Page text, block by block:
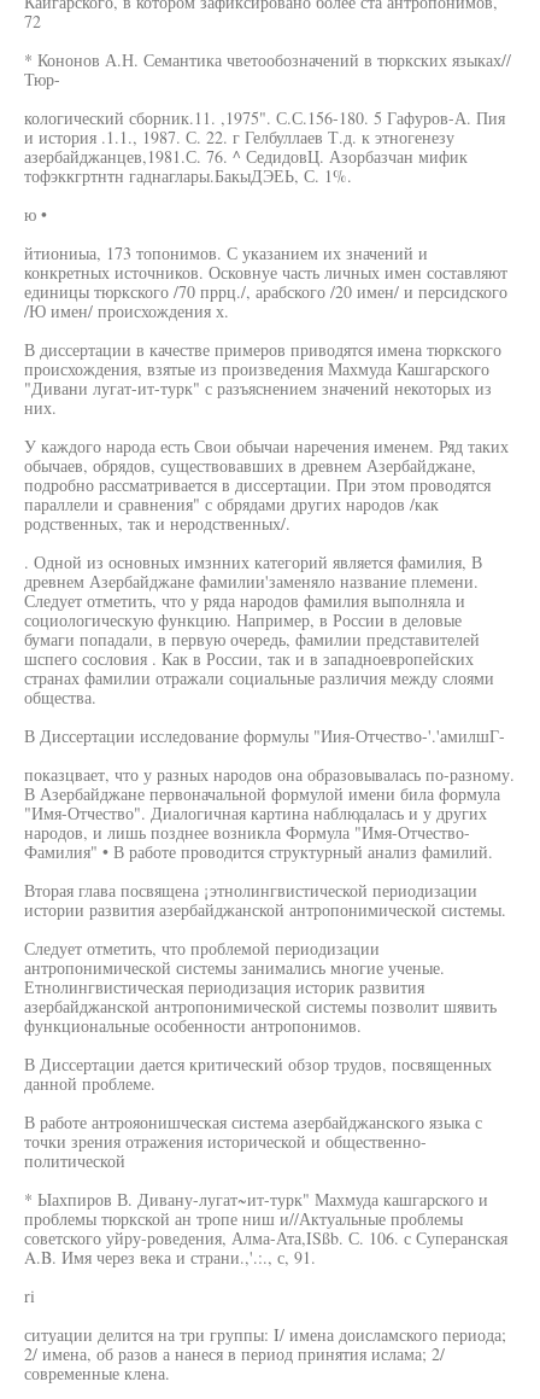
72
* Кононов А.Н. Семантика чветообозначений в тюркских языках//
Тюр-
кологический сборник.11. ,1975". С.С.156-180. 5 Гафуров-А. Пия
и история .1.1., 1987. С. 22. г Гелбуллаев Т.д. к этногенезу
азербайджанцев,1981.С. 76. ^ СедидовЦ. Азорбазчан мифик
тофэккгртнтн гаднаглары.БакыДЭЕЬ, С. 1%.
ю •
йтиониыа, 173 топонимов. С указанием их значений и
конкретных источников. Осковнуе часть личных имен составляют
единицы тюркского /70 пррц./, арабского /20 имен/ и персидского
/Ю имен/ происхождения х.
В диссертации в качестве примеров приводятся имена тюркского
происхождения, взятые из произведения Махмуда Кашгарского
"Дивани лугат-ит-турк" с разъяснением значений некоторых из
них.
У каждого народа есть Свои обычаи наречения именем. Ряд таких
обычаев, обрядов, существовавших в древнем Азербайджане,
подробно рассматривается в диссертации. При этом проводятся
параллели и сравнения" с обрядами других народов /как
родственных, так и неродственных/.
. Одной из основных имзнних категорий является фамилия, В
древнем Азербайджане фамилии'заменяло название племени.
Следует отметить, что у ряда народов фамилия выполняла и
социологическую функцию. Например, в России в деловые
бумаги попадали, в первую очередь, фамилии представителей
шспего сословия . Как в России, так и в западноевропейских
странах фамилии отражали социальные различия между слоями
общества.
В Диссертации исследование формулы "Иия-Отчество-'.'амилшГ-
показцвает, что у разных народов она образовывалась по-разному.
В Азербайджане первоначальной формулой имени била формула
"Имя-Отчество". Диалогичная картина наблюдалась и у других
народов, и лишь позднее возникла Формула "Имя-Отчество-
Фамилия" • В работе проводится структурный анализ фамилий.
Вторая глава посвящена ¡этнолингвистической периодизации
истории развития азербайджанской антропонимической системы.
Следует отметить, что проблемой периодизации
антропонимической системы занимались многие ученые.
Етнолингвистическая периодизация историк развития
азербайджанской антропонимической системы позволит шявить
функциональные особенности антропонимов.
В Диссертации дается критический обзор трудов, посвященных
данной проблеме.
В работе антрояонишческая система азербайджанского языка с
точки зрения отражения исторической и общественно-
политической
* Ыахпиров В. Дивану-лугат~ит-турк" Махмуда кашгарского и
проблемы тюркской ан тропе ниш и//Актуальные проблемы
советского уйру-роведения, Алма-Ата,ISßb. С. 106. с Суперанская
A.B. Имя через века и страни.,'.:., с, 91.
ri
ситуации делится на три группы: I/ имена доисламского периода;
2/ имена, об разов а нанеся в период принятия ислама; 2/
современные клена.